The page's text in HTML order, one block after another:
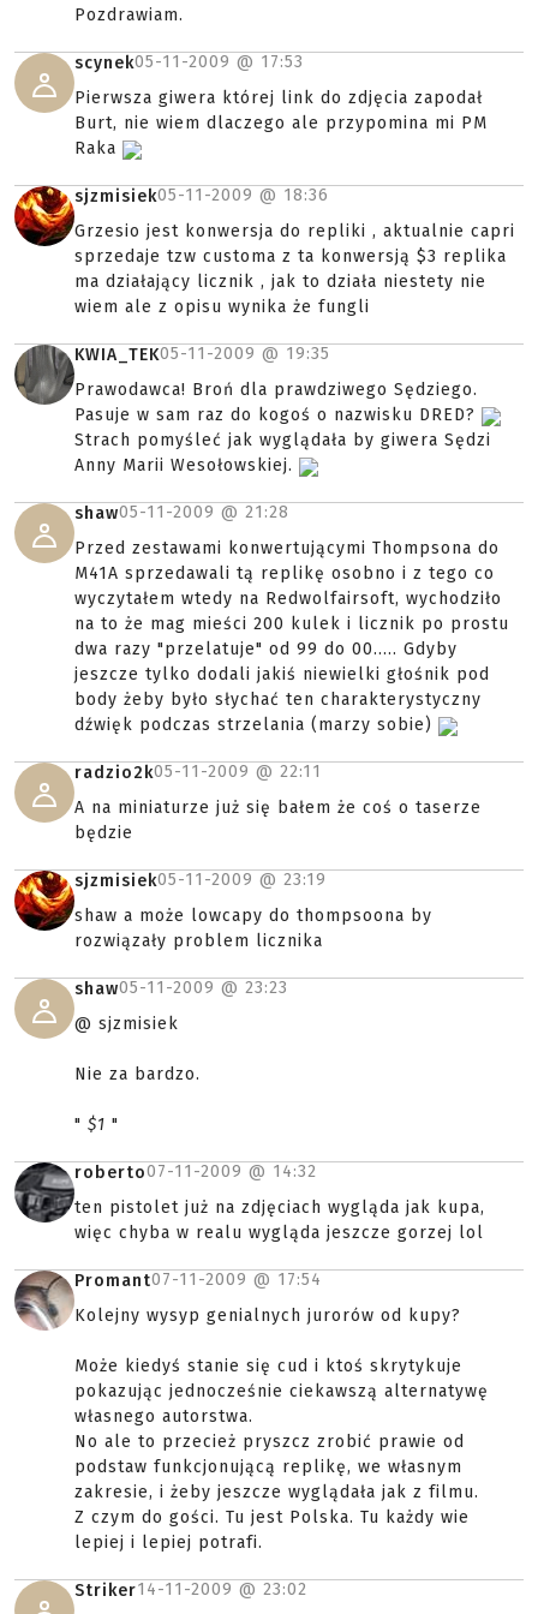
Pozdrawiam.
scynek05-11-2009 @ 17:53
Pierwsza giwera której link do zdjęcia zapodał
Burt, nie wiem dlaczego ale przypomina mi PM
Raka
sjzmisiek05-11-2009 @ 18:36
Grzesio jest konwersja do repliki , aktualnie capri
sprzedaje tzw customa z ta konwersją $3 replika
ma działający licznik , jak to działa niestety nie
wiem ale z opisu wynika że fungli
KWIA_TEK05-11-2009 @ 19:35
Prawodawca! Broń dla prawdziwego Sędziego.
Pasuje w sam raz do kogoś o nazwisku DRED?
Strach pomyśleć jak wyglądała by giwera Sędzi
Anny Marii Wesołowskiej.
shaw05-11-2009 @ 21:28
Przed zestawami konwertującymi Thompsona do
M41A sprzedawali tą replikę osobno i z tego co
wyczytałem wtedy na Redwolfairsoft, wychodziło
na to że mag mieści 200 kulek i licznik po prostu
dwa razy "przelatuje" od 99 do 00..... Gdyby
jeszcze tylko dodali jakiś niewielki głośnik pod
body żeby było słychać ten charakterystyczny
dźwięk podczas strzelania (marzy sobie)
radzio2k05-11-2009 @ 22:11
A na miniaturze już się bałem że coś o taserze
będzie
sjzmisiek05-11-2009 @ 23:19
shaw a może lowcapy do thompsoona by
rozwiązały problem licznika
shaw05-11-2009 @ 23:23
@ sjzmisiek
Nie za bardzo.
" $1 "
roberto07-11-2009 @ 14:32
ten pistolet już na zdjęciach wygląda jak kupa,
więc chyba w realu wygląda jeszcze gorzej lol
Promant07-11-2009 @ 17:54
Kolejny wysyp genialnych jurorów od kupy?
Może kiedyś stanie się cud i ktoś skrytykuje
pokazując jednocześnie ciekawszą alternatywę
własnego autorstwa.
No ale to przecież pryszcz zrobić prawie od
podstaw funkcjonującą replikę, we własnym
zakresie, i żeby jeszcze wyglądała jak z filmu.
Z czym do gości. Tu jest Polska. Tu każdy wie
lepiej i lepiej potrafi.
Striker14-11-2009 @ 23:02